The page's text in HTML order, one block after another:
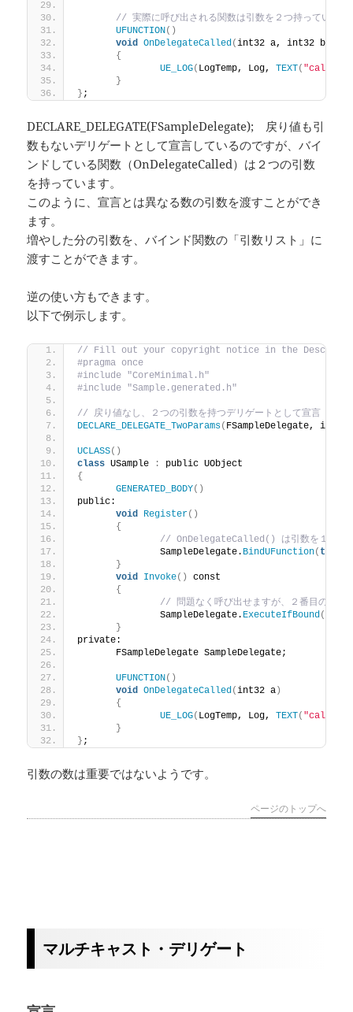
// 実際に呼び出される関数は引数を２つ持っている
UFUNCTION()
void OnDelegateCalled(int32 a, int32 b
{
UE_LOG( LogTemp, Log, TEXT( "called
}
} ;
DECLARE_DELEGATE(FSampleDelegate); 戻り値も引
数もないデリゲートとして宣言しているのですが、バイ
ンドしている関数（OnDelegateCalled）は２つの引数
を持っています。
このように、宣言とは異なる数の引数を渡すことができ
ます。
増やした分の引数を、バインド関数の「引数リスト」に
渡すことができます。
逆の使い方もできます。
以下で例示します。
// Fill out your copyright notice in the
#pragma once
#include "CoreMinimal.h"
#include "Sample.generated.h"
// 戻り値なし、２つの引数を持つデリゲートとして宣言
DECLARE_DELEGATE_TwoParams( FSampleDelegate,
UCLASS()
class USample :
public UObject
{
GENERATED_BODY()
public:
void Register()
{
// OnDelegateCalled() は引数を１つしか
		SampleDelegate.
BindUFunction( this
}
void Invoke()
const
{
// 問題なく呼び出せますが、２番目の引数
		SampleDelegate.
ExecuteIfBound(
}
private:
	FSampleDelegate SampleDelegate;
UFUNCTION()
void OnDelegateCalled(int32 a )
{
UE_LOG( LogTemp, Log, TEXT( "called
}
} ;
引数の数は重要ではないようです。
ページのトップへ
マルチキャスト・デリゲート